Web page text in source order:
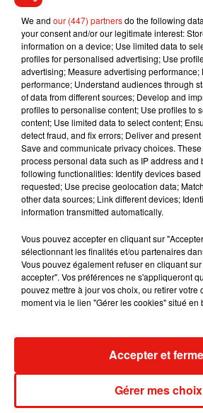
Musique
album après sa
We and our (447) partnersdo the following
your consent and/or our legitimate interest:
information on a device; Use limited data to
profiles for personalised advertising; Use
advertising; Measure advertising performance;
performance; Understand audiences through
of data from different sources; Develop and
profiles to personalise content; Use profiles to
content; Use limited data to select content;
detect fraud, and fix errors; Deliver and
Save and communicate privacy choices.
process personal data such as IP address and
following functionalities: Identify devices
requested; Use precise geolocation data;
other data sources; Link different devices;
information transmitted automatically.
Vous pouvez accepter en cliquant sur
sélectionnant les finalités et/ou partenaires
Vous pouvez également refuser en cliquant
accepter". Vos préférences ne s'appliqueront
pouvez mettre à jour vos choix, ou retirer votre
moment via le lien "Gérer les cookies" situé en
Gérer mes choix
Accepter et